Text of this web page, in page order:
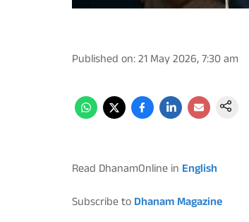
Published on:21 May 2026, 7:30 am
Read DhanamOnline in English
Subscribe to Dhanam Magazine